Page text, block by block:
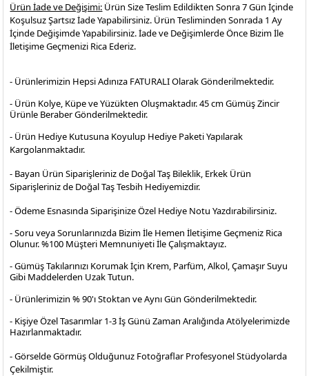
Ürün İade ve Değişimi: Ürün Size Teslim Edildikten Sonra 7 Gün İçinde
Koşulsuz Şartsız İade Yapabilirsiniz. Ürün Tesliminden Sonrada 1 Ay
İçinde Değişimde Yapabilirsiniz. İade ve Değişimlerde Önce Bizim İle
İletişime Geçmenizi Rica Ederiz.
- Ürünlerimizin Hepsi Adınıza FATURALI Olarak Gönderilmektedir.
- Ürün Kolye, Küpe ve Yüzükten Oluşmaktadır. 45 cm Gümüş Zincir
Ürünle Beraber Gönderilmektedir.
- Ürün Hediye Kutusuna Koyulup Hediye Paketi Yapılarak
Kargolanmaktadır.
- Bayan Ürün Siparişleriniz de Doğal Taş Bileklik, Erkek Ürün
Siparişleriniz de Doğal Taş Tesbih Hediyemizdir.
- Ödeme Esnasında Siparişinize Özel Hediye Notu Yazdırabilirsiniz.
- Soru veya Sorunlarınızda Bizim İle Hemen İletişime Geçmeniz Rica
Olunur. %100 Müşteri Memnuniyeti İle Çalışmaktayız.
- Gümüş Takılarınızı Korumak İçin Krem, Parfüm, Alkol, Çamaşır Suyu
Gibi Maddelerden Uzak Tutun.
- Ürünlerimizin % 90'ı Stoktan ve Aynı Gün Gönderilmektedir.
- Kişiye Özel Tasarımlar 1-3 İş Günü Zaman Aralığında Atölyelerimizde
Hazırlanmaktadır.
- Görselde Görmüş Olduğunuz Fotoğraflar ProfesyonelStüdyolarda
Çekilmiştir.